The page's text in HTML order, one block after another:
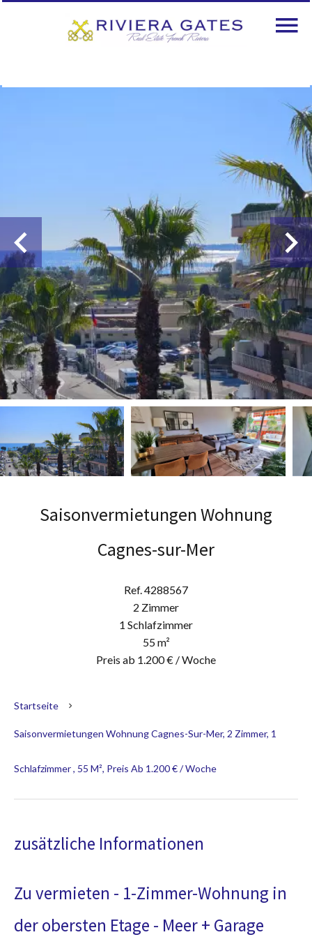
Saisonvermietungen Wohnung
Cagnes-sur-Mer
Ref. 4288567
2 Zimmer
1 Schlafzimmer
55 m²
Preis ab 1.200 € / Woche
Startseite
Saisonvermietungen Wohnung Cagnes-Sur-Mer, 2 Zimmer, 1
Schlafzimmer , 55 M², Preis Ab 1.200 € / Woche
zusätzliche Informationen
Zu vermieten - 1-Zimmer-Wohnung in
der obersten Etage - Meer + Garage